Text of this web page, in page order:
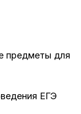
предметы для
ЕГЭ